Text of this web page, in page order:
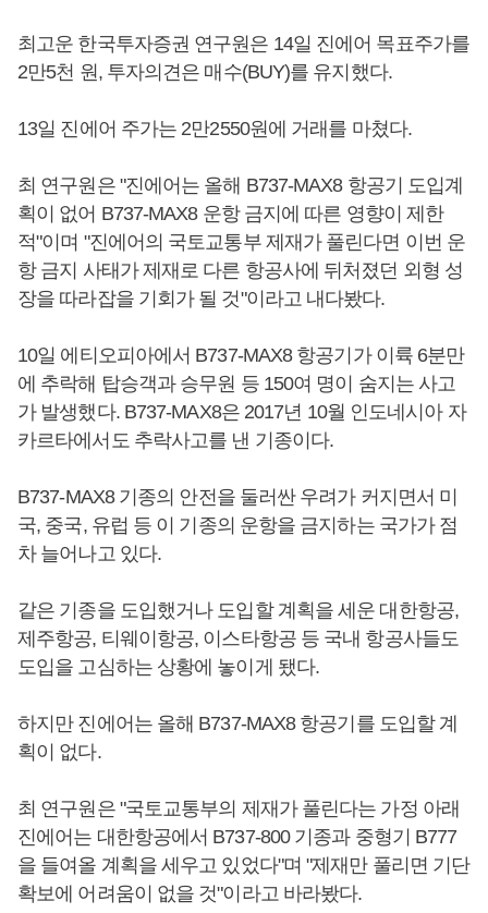
최고운 한국투자증권 연구원은 14일 진에어 목표주가를
2만5천 원, 투자의견은 매수(BUY)를 유지했다.
13일 진에어 주가는 2만2550원에 거래를 마쳤다.
최 연구원은 "진에어는 올해 B737-MAX8 항공기 도입계
획이 없어 B737-MAX8 운항 금지에 따른 영향이 제한
적"이며 "진에어의 국토교통부 제재가 풀린다면 이번 운
항 금지 사태가 제재로 다른 항공사에 뒤처졌던 외형 성
장을 따라잡을 기회가 될 것"이라고 내다봤다.
10일 에티오피아에서 B737-MAX8 항공기가 이륙 6분만
에 추락해 탑승객과 승무원 등 150여 명이 숨지는 사고
가 발생했다. B737-MAX8은 2017년 10월 인도네시아 자
카르타에서도 추락사고를 낸 기종이다.
B737-MAX8 기종의 안전을 둘러싼 우려가 커지면서 미
국, 중국, 유럽 등 이 기종의 운항을 금지하는 국가가 점
차 늘어나고 있다.
같은 기종을 도입했거나 도입할 계획을 세운 대한항공,
제주항공, 티웨이항공, 이스타항공 등 국내 항공사들도
도입을 고심하는 상황에 놓이게 됐다.
하지만 진에어는 올해 B737-MAX8 항공기를 도입할 계
획이 없다.
최 연구원은 "국토교통부의 제재가 풀린다는 가정 아래
진에어는 대한항공에서 B737-800 기종과 중형기 B777
을 들여올 계획을 세우고 있었다"며 "제재만 풀리면 기단
확보에 어려움이 없을 것"이라고 바라봤다.